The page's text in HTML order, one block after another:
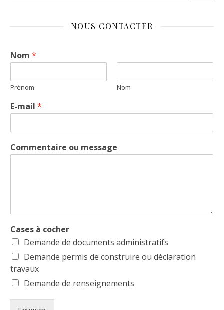
NOUS CONTACTER
Nom *
Prénom Nom
E-mail *
Commentaire ou message
Cases à cocher
Demande de documents administratifs
Demande permis de construire ou déclaration
travaux
Demande de renseignements